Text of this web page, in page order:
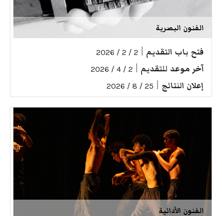
الفنون البصرية
فتح باب التقديم 2 / 2 / 2026
آخر موعد للتقديم 2 / 4 / 2026
إعلان النتائج 25 / 8 / 2026
الفنون الأدائية